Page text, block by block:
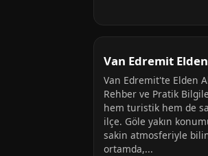
Van Edremit
Van Edremit'te Elden
Rehber ve Pratik
hem turistik hem de
ilçe. Göle yakın
sakin atmosferiyle
ortamda,...